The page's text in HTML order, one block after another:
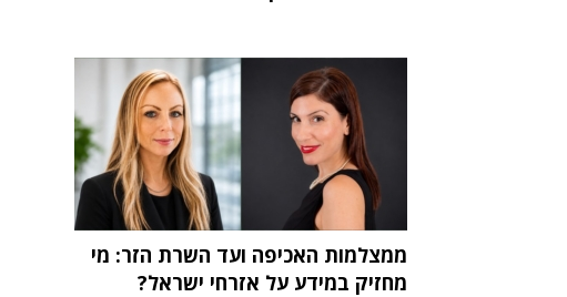
ממצלמות האכיפה ועד השרת הזר: מי
מחזיק במידע על אזרחי ישראל?